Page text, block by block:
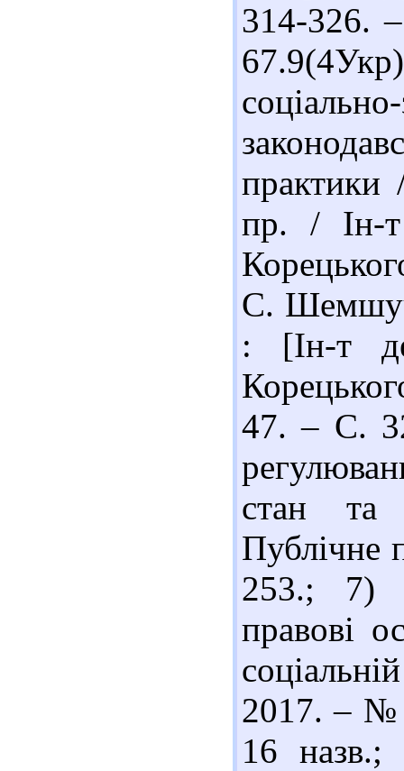
314-326.
пр. / Ін-
С.
: [Ін-т
47. – С.
стан та
253.; 7)
правові
2017. – №
16